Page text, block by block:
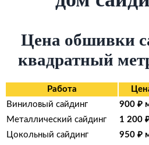
Цена обшивки
квадратный
Работа
Виниловый сайдинг
900 ₽
Металлический сайдинг
1 200
Цокольный сайдинг
950 ₽